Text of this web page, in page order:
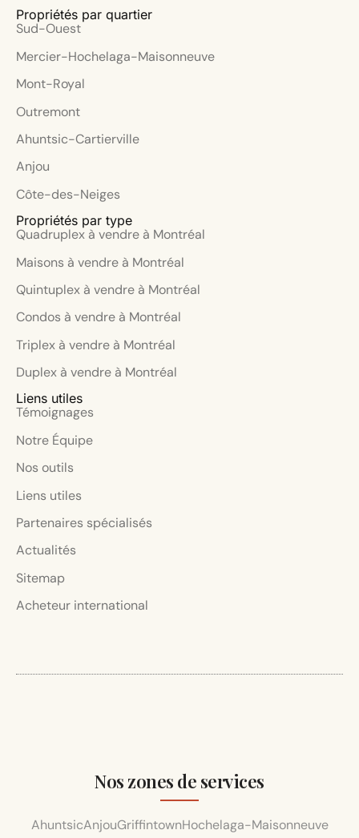
Propriétés par type
Quadruplex à vendre à Montréal
Maisons à vendre à Montréal
Quintuplex à vendre à Montréal
Condos à vendre à Montréal
Triplex à vendre à Montréal
Duplex à vendre à Montréal
Liens utiles
Témoignages
Notre Équipe
Nos outils
Liens utiles
Partenaires spécialisés
Actualités
Sitemap
Acheteur international
Propriétés par quartier
Sud-Ouest
Mercier-Hochelaga-Maisonneuve
Mont-Royal
Outremont
Ahuntsic-Cartierville
Anjou
Côte-des-Neiges
Nos zones de services
AhuntsicAnjouGriffintownHochelaga-Maisonneuve